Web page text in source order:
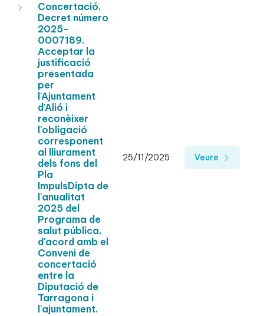
Concertació.
Decret número
2025-
0007189.
Acceptar la
justificació
presentada
per
l'Ajuntament
d'Alió i
reconèixer
l'obligació
corresponent
al lliurament
dels fons del
Pla
ImpulsDipta de
l'anualitat
2025 del
Programa de
salut pública,
d'acord amb el
Conveni de
concertació
entre la
Diputació de
Tarragona i
l'ajuntament.
25/11/2025 Veure